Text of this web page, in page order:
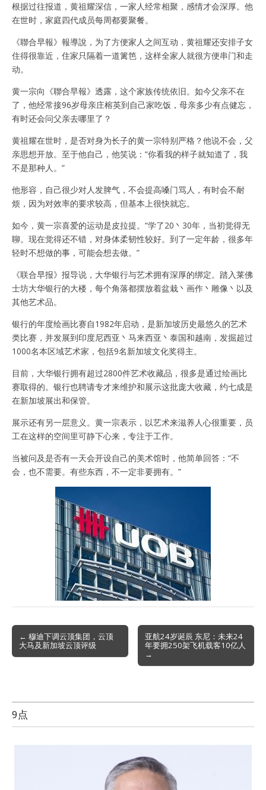
根据过往报道，黄祖耀深信，一家人经常相聚，感情才会深厚。他
在世时，家庭四代成员每周都要聚餐。
《聯合早報》報導說，为了方便家人之间互动，黄祖耀还安排子女
住得很靠近，住家只隔着一道篱笆，这样全家人就很方便串门和走
动。
黄一宗向《聯合早報》透露，这个家族传统依旧。如今父亲不在
了，他经常接96岁母亲庄榕英到自己家吃饭，母亲多少有点健忘，
有时还会问父亲去哪里了？
黄祖耀在世时，是否对身为长子的黄一宗特别严格？他说不会，父
亲思想开放。至于他自己，他笑说：“你看我的样子就知道了，我
不是那种人。”
他形容，自己很少对人发脾气，不会提高嗓门骂人，有时会不耐
烦，因为对效率的要求较高，但基本上很快就忘。
如今，黄一宗喜爱的运动是皮拉提。“学了20丶30年，当初觉得无
聊。现在觉得还不错，对身体柔韧性较好。到了一定年龄，很多年
轻时不想做的事，可能会想去做。”
《联合早报》报导说，大华银行与艺术拥有深厚的绑定。踏入莱佛
士坊大华银行的大楼，每个角落都摆放着盆栽丶画作丶雕像丶以及
其他艺术品。
银行的年度绘画比赛自1982年启动，是新加坡历史最悠久的艺术
类比赛，并发展到印度尼西亚丶马来西亚丶泰国和越南，发掘超过
1000名本区域艺术家，包括9名新加坡文化奖得主。
目前，大华银行拥有超过2800件艺术收藏品，很多是通过绘画比
赛取得的。银行也聘请专才来维护和展示这批庞大收藏，约七成是
在新加坡展出和保管。
展示还有另一层意义。黄一宗表示，以艺术来滋养人心很重要，员
工在这样的空间里可静下心来，专注于工作。
当被问及是否有一天会开设自己的美术馆时，他简单回答：“不
会，也不需要。有些东西，不一定非要拥有。”
Post
navigation
← 穆迪下调云顶集团，云顶
大马及新加坡云顶评级
亚航24岁诞辰 东尼：未来24
年要拥250架飞机载客10亿人
→
9点